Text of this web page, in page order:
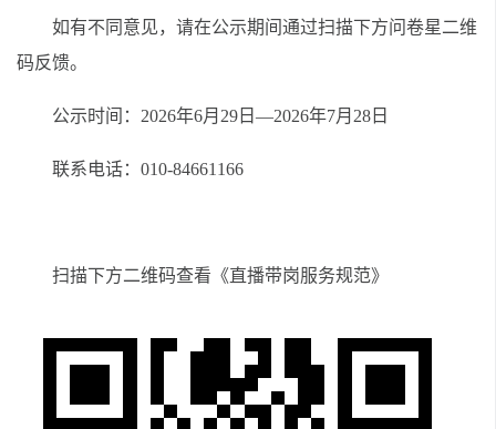
如有不同意见，请在公示期间通过扫描下方问卷星二维
码反馈。
公示时间：2026年6月29日—2026年7月28日
联系电话：010-84661166
扫描下方二维码查看《直播带岗服务规范》